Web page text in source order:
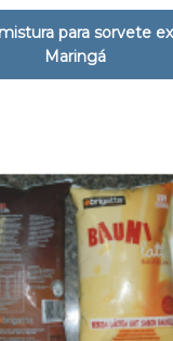
para sorvete
Maringá